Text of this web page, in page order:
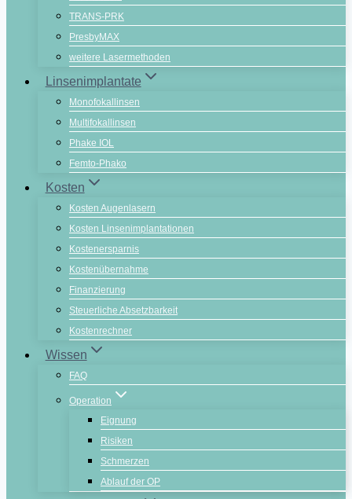
TRANS-PRK
PresbyMAX
weitere Lasermethoden
Linsenimplantate
Monofokallinsen
Multifokallinsen
Phake IOL
Femto-Phako
Kosten
Kosten Augenlasern
Kosten Linsenimplantationen
Kostenersparnis
Kostenübernahme
Finanzierung
Steuerliche Absetzbarkeit
Kostenrechner
Wissen
FAQ
Operation
Eignung
Risiken
Schmerzen
Ablauf der OP